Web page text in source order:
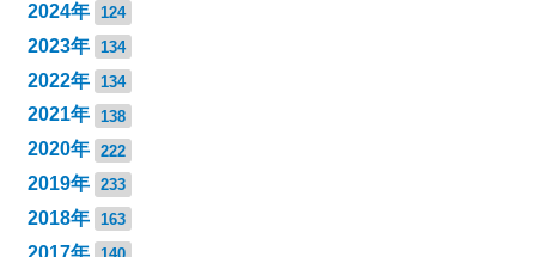
2024年 124
2023年 134
2022年 134
2021年 138
2020年 222
2019年 233
2018年 163
2017年